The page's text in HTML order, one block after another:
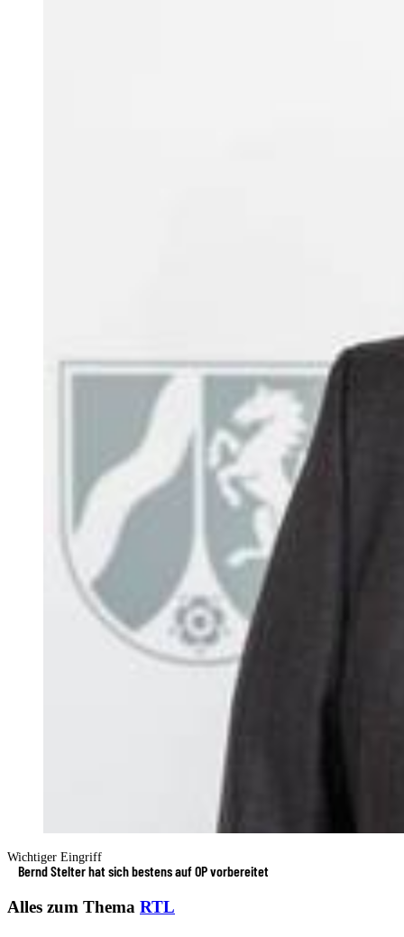
Wichtiger Eingriff
Bernd Stelter hat sich bestens auf OP vorbereitet
Alles zum Thema RTL